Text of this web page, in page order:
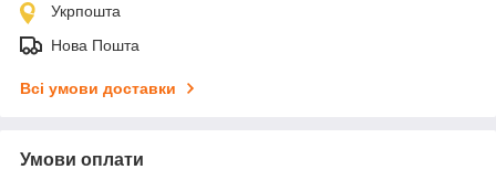
Укрпошта
Нова Пошта
Всі умови доставки
Умови оплати